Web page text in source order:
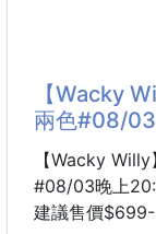
這款真的一眼
不是那種很高
有存在感。
最喜歡的是它
會隨著收納物
【Wacky
兩色#08/
【Wacky
#08/03晚上
建議售價